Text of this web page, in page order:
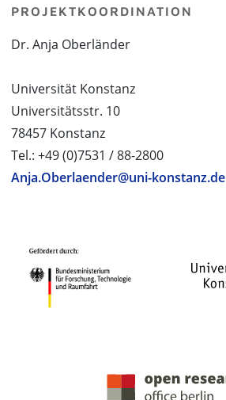
PROJEKTKOORDINATION
Dr. Anja Oberländer
Universität Konstanz
Universitätsstr. 10
78457 Konstanz
Tel.: +49 (0)7531 / 88-2800
Anja.Oberlaender@uni-konstanz.de